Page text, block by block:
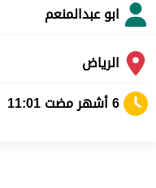
ابو عبدالمنعم
الرياض
6 أشهر مضت 11:01